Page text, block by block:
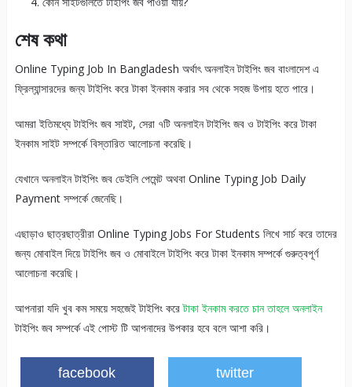
শেষ কথা
Online Typing Job In Bangladesh অর্থাৎ অনলাইন টাইপিং জব বাংলাদেশ এ
ফ্রিল্যান্সারদের জন্য টাইপিং করে টাকা ইনকাম করার সব থেকে সহজ উপায় হতে পারে।
আমরা ইতিমধ্যে টাইপিং জব সাইট, সেরা ৭টি অনলাইন টাইপিং জব ও টাইপিং করে টাকা
ইনকাম সাইট সম্পর্কে বিস্তারিত আলোচনা করেছি।
যেখানে অনলাইন টাইপিং জব ডেইলি পেমেন্ট অথবা Online Typing Job Daily
Payment সম্পর্কে জেনেছি।
এছাড়াও ছাত্রছাত্রীরা Online Typing Jobs For Students লিখে সার্চ করে তাদের
জন্য মোবাইল দিয়ে টাইপিং জব ও মোবাইলে টাইপিং করে টাকা ইনকাম সম্পর্কে গুরুত্বপূর্ণ
আলোচনা করেছি।
আপনারা যদি খুব কম সময়ে সহজেই টাইপিং করেটাকা ইনকাম করতে চান তাহলে অনলাইন
টাইপিং জব সম্পর্কে এই পোস্ট টি আপনাদের উপকার হবে বলে আশা করি।
facebook twitter